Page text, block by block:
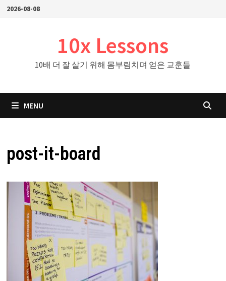
Skip2026-08-08
10x Lessons
10배 더 잘 살기 위해 몸부림치며 얻은 교훈들
MENU
post-it-board